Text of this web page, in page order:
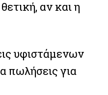
αν και η
υφιστάμενων
πωλήσεις για